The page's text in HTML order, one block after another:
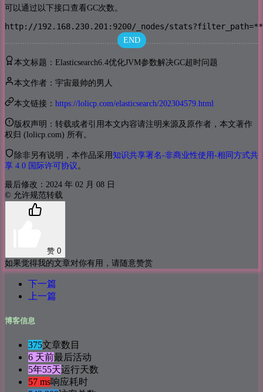
可以通过以下接口查看GC次数。
http://192.168.230.201:9200/_nodes/
END
本文标题：Elasticsearch6.4优化JVM参数解决GC超时问题
本文作者：宇宙最帅的男人
本文链接： https://lolicp.com/elasticsearch/202304579.html
版权声明：转载或者引用本文内容请注明来源及原作者，本文著作
权归 (lolicp.com) 所有。
除非另有说明，本作品采用 知识共享署名-非商业性使用-相同方式共
享 4.0 国际许可协议。
最后修改：2024 年 02 月 08 日
© 允许规范转载
赞 0
如果觉得我的文章对你有用，请随意赞赏
下一篇
上一篇
博客信息
375文章数目
6 天前最后活动
5年55天运行天数
57 ms响应耗时